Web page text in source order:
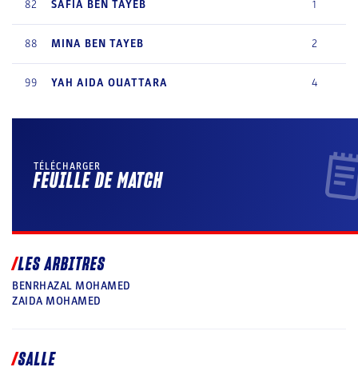
82 SAFIA BEN TAYEB 1
88 MINA BEN TAYEB 2
99 YAH AIDA OUATTARA 4
TÉLÉCHARGER
FEUILLE DE MATCH
LES ARBITRES
BENRHAZAL MOHAMED
ZAIDA MOHAMED
SALLE